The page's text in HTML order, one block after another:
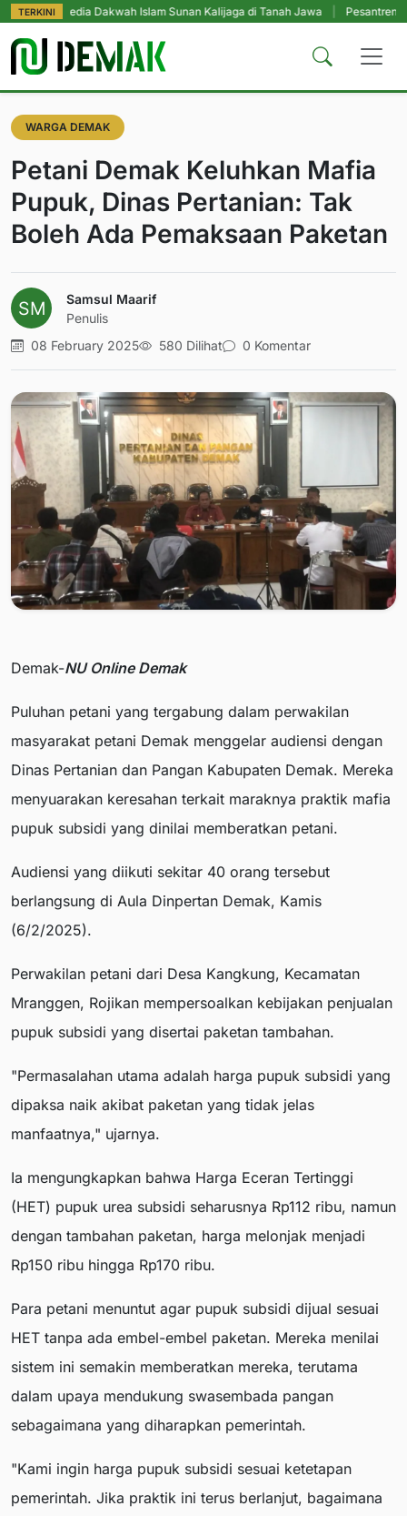
TERKINI
Dakwah Islam Sunan Kalijaga di Tanah Jawa | Pesantren Tetap
WARGA DEMAK
Petani Demak Keluhkan Mafia
Pupuk, Dinas Pertanian: Tak
Boleh Ada Pemaksaan Paketan
Samsul Maarif
Penulis
08 February 2025
580 Dilihat 0 Komentar
Demak-NU Online Demak
Puluhan petani yang tergabung dalam perwakilan
masyarakat petani Demak menggelar audiensi dengan
Dinas Pertanian dan Pangan Kabupaten Demak. Mereka
menyuarakan keresahan terkait maraknya praktik mafia
pupuk subsidi yang dinilai memberatkan petani.
Audiensi yang diikuti sekitar 40 orang tersebut
berlangsung di Aula Dinpertan Demak, Kamis
(6/2/2025).
Perwakilan petani dari Desa Kangkung, Kecamatan
Mranggen, Rojikan mempersoalkan kebijakan penjualan
pupuk subsidi yang disertai paketan tambahan.
"Permasalahan utama adalah harga pupuk subsidi yang
dipaksa naik akibat paketan yang tidak jelas
manfaatnya," ujarnya.
Ia mengungkapkan bahwa Harga Eceran Tertinggi
(HET) pupuk urea subsidi seharusnya Rp112 ribu, namun
dengan tambahan paketan, harga melonjak menjadi
Rp150 ribu hingga Rp170 ribu.
Para petani menuntut agar pupuk subsidi dijual sesuai
HET tanpa ada embel-embel paketan. Mereka menilai
sistem ini semakin memberatkan mereka, terutama
dalam upaya mendukung swasembada pangan
sebagaimana yang diharapkan pemerintah.
"Kami ingin harga pupuk subsidi sesuai ketetapan
pemerintah. Jika praktik ini terus berlanjut, bagaimana